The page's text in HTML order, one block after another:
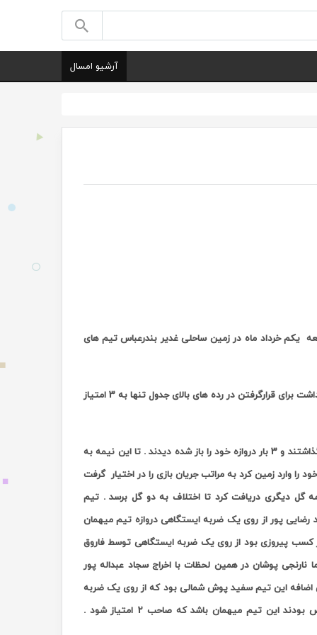
آرشیو امسال
یکم خرداد ماه در زمین ساحلی غدیر بندرعباس تیم های
تیم شهرداری بندرعباس که در دیدارهای قبلی خود یک پیروزی و دو شکست در کارنامه داشت برای قرارگرفتن در رده های بالای جدول تنها به 3 امتیاز
در 12 دقیقه نخست این دیدار بازیکنان شهرداری عملکرد خوبی از خودشان به نمایش نگذاشتند و 3 بار دروازه خود را باز شده دیدند . تا این نیمه به
وارد زمین کرد به مراتب جریان بازی را در اختیار گرفت
2 گل را جبران نماید اما در ادامه گل دیگری دریافت کرد تا اختلاف به دو گل برسد . تیم
رضایی پور از روی یک ضربه ایستگاهی دروازه تیم میهمان
کسب پیروزی بود از روی یک ضربه ایستگاهی توسط فاروق
پوشان در همین لحظات با اخراج سجاد عبداله پور
اضافه این تیم سفید پوش شمالی بود که از روی یک ضربه
تیم میهمان باشد که صاحب 2 امتیاز شود .